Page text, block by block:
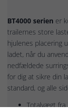
BT4000 serien er
trailernes store
hjulenes placering
ladet, når du
nedfældede
for dig at sikre din
standard, og alle
Totalvægt